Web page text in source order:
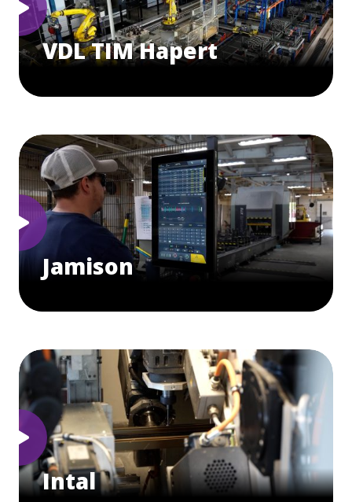
VDL TIM Hapert
Jamison
Intal